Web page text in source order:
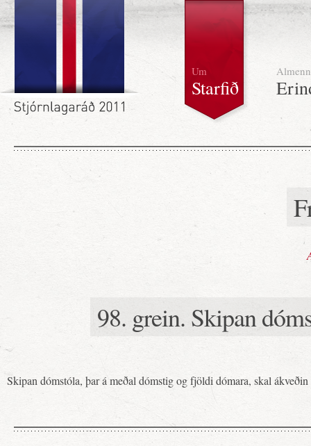
Um
Starfið
Almenn
98. grein. Skipan
Skipan dómstóla, þar á meðal dómstig og fjöldi dómara, skal